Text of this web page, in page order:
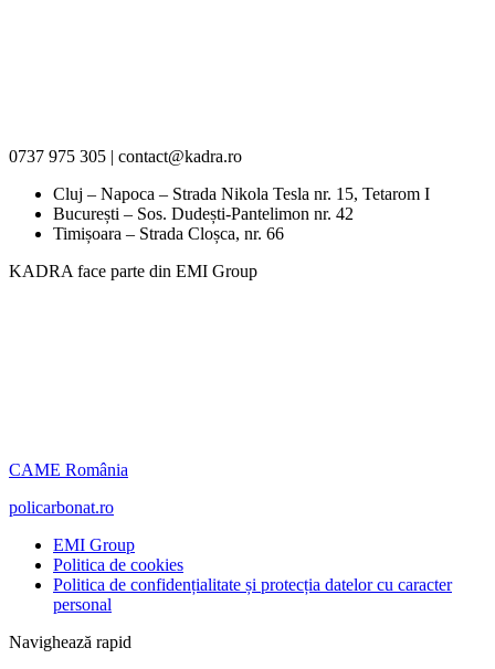
0737 975 305 | contact@kadra.ro
Cluj – Napoca – Strada Nikola Tesla nr. 15, Tetarom I
București – Sos. Dudești-Pantelimon nr. 42
Timișoara – Strada Cloșca, nr. 66
KADRA face parte din EMI Group
CAME România
policarbonat.ro
EMI Group
Politica de cookies
Politica de confidențialitate și protecția datelor cu caracter
personal
Navighează rapid